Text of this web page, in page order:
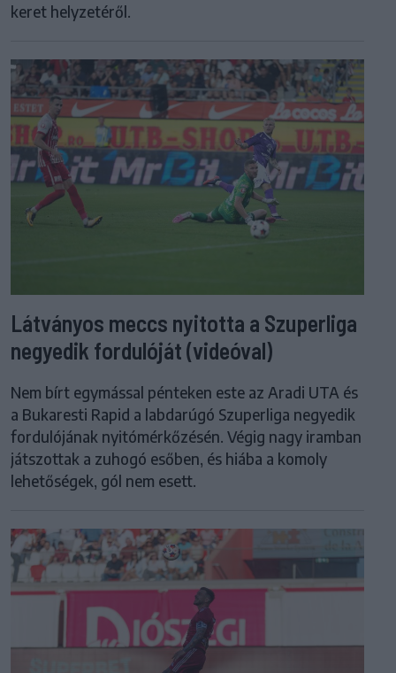
keret helyzetéről.
Látványos meccs nyitotta a Szuperliga
negyedik fordulóját (videóval)
Nem bírt egymással pénteken este az Aradi UTA és
a Bukaresti Rapid a labdarúgó Szuperliga negyedik
fordulójának nyitómérkőzésén. Végig nagy iramban
játszottak a zuhogó esőben, és hiába a komoly
lehetőségek, gól nem esett.